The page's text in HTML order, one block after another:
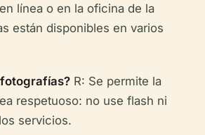
línea o en la oficina de la
están disponibles en varios
fotografías? R: Se permite la
respetuoso: no use flash ni
servicios.